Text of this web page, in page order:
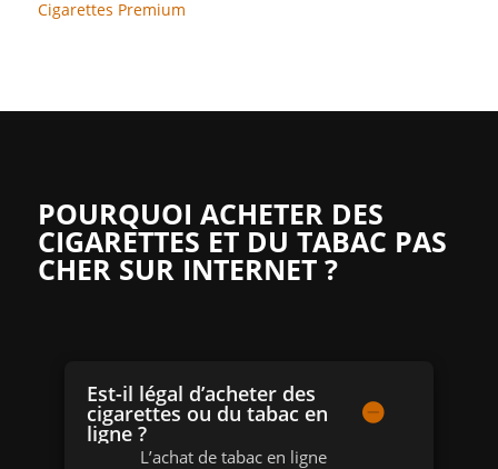
Cigarettes Premium
POURQUOI ACHETER DES
CIGARETTES ET DU TABAC PAS
CHER SUR INTERNET ?
Est-il légal d’acheter des
cigarettes ou du tabac en
ligne ?
L’achat de tabac en ligne